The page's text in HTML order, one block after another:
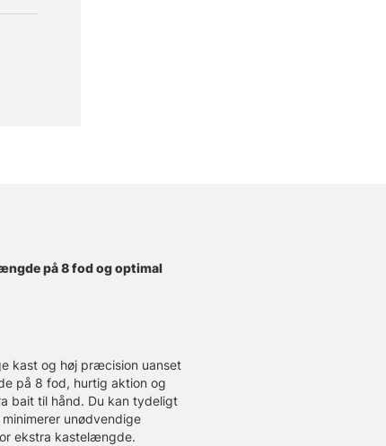
på 8 fod og optimal
kast og høj præcision uanset
på 8 fod, hurtig aktion og
bait til hånd. Du kan tydeligt
unødvendige
ekstra kastelængde.